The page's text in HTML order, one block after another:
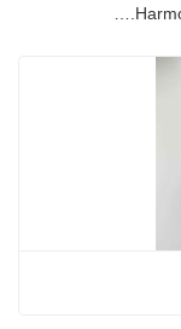
حضرت شركة Harmony Chemical Ltd. معرض ICIF China 2019 الذي عقد في الفترة من 16 إلى 18 سبتمبر 2019 في شنغهاي، الصين.